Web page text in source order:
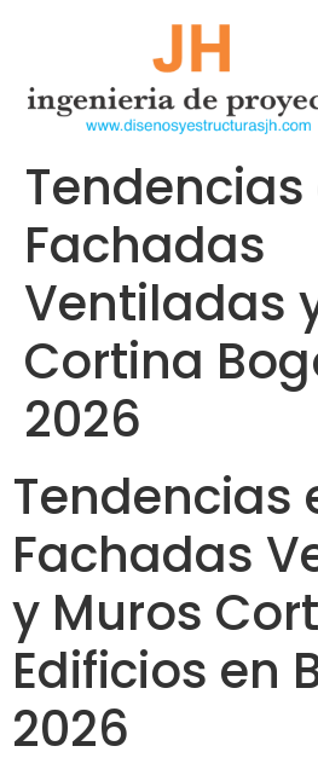
Tendencias
Fachadas
Ventiladas
Cortina
2026
Tendencias
Fachadas
y Muros
Edificios en
2026